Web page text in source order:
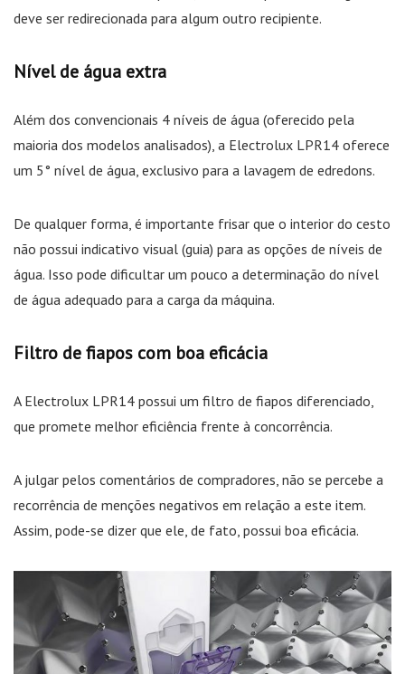
deve ser redirecionada para algum outro recipiente.
Nível de água extra
Além dos convencionais 4 níveis de água (oferecido pela
maioria dos modelos analisados), a Electrolux LPR14 oferece
um 5° nível de água, exclusivo para a lavagem de edredons.
De qualquer forma, é importante frisar que o interior do cesto
não possui indicativo visual (guia) para as opções de níveis de
água. Isso pode dificultar um pouco a determinação do nível
de água adequado para a carga da máquina.
Filtro de fiapos com boa eficácia
A Electrolux LPR14 possui um filtro de fiapos diferenciado,
que promete melhor eficiência frente à concorrência.
A julgar pelos comentários de compradores, não se percebe a
recorrência de menções negativos em relação a este item.
Assim, pode-se dizer que ele, de fato, possui boa eficácia.